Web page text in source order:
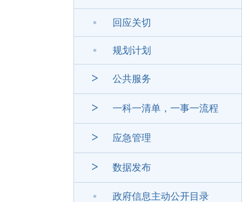
回应关切
规划计划
> 公共服务
> 一科一清单，一事一流程
> 应急管理
> 数据发布
政府信息主动公开目录